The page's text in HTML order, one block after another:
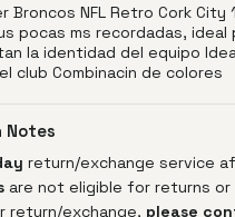
Broncos NFL Retro Cork
pocas ms recordadas,
la identidad del equipo
club Combinacin de colores
Notes
return/exchange service
are not eligible for returns or
return/exchange, please